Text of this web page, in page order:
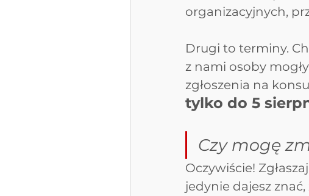
organizacyjnych,
Drugi to terminy.
z nami osoby
zgłoszenia na
tylko do 5
Czy mogę
Oczywiście!
jedynie dajesz